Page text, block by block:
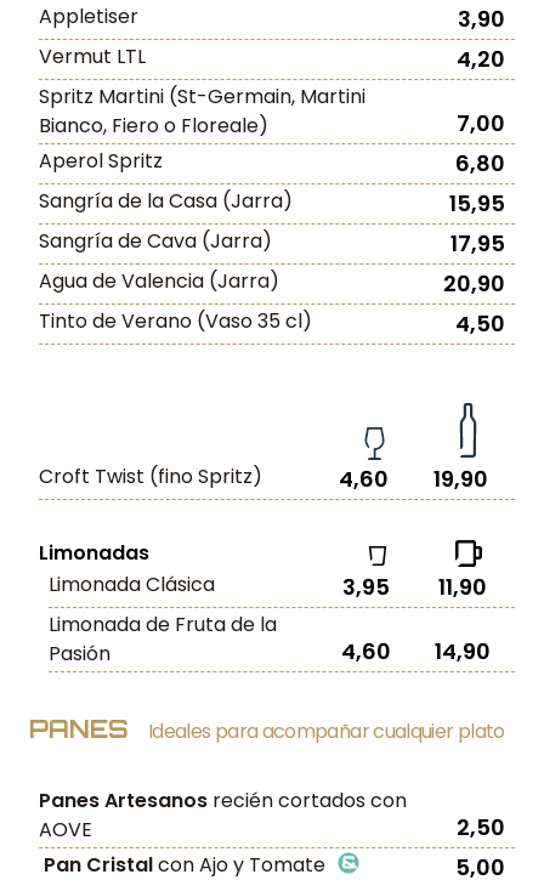
Appletiser 3,90
Vermut LTL 4,20
Spritz Martini (St-Germain, Martini
Bianco, Fiero o Floreale)
7,00
Aperol Spritz 6,80
Sangría de la Casa (Jarra) 15,95
Sangría de Cava (Jarra) 17,95
Agua de Valencia (Jarra) 20,90
Tinto de Verano (Vaso 35 cl) 4,50
Croft Twist (fino Spritz) 4,60 19,90
Limonadas
Limonada Clásica
3,95 11,90
Limonada de Fruta de la
Pasión
4,60 14,90
PANES Ideales para acompañar cualquier plato
Panes Artesanos recién cortados con
AOVE
2,50
Pan Cristalcon Ajo y Tomate 5,00